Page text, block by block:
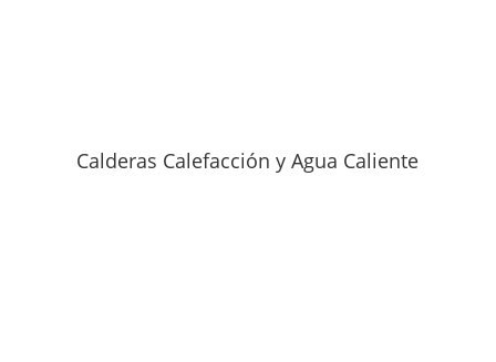
Calderas Calefacción y Agua Caliente